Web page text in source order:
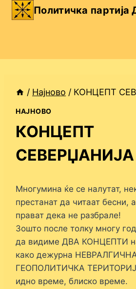
Skip
Политичка
/ Најново / КОНЦЕПТ
НАЈНОВО
КОНЦЕПТ
СЕВЕРЏАНИЈА
Многумина ќе се налутат,
престанат да читаат бесни,
прават дека не разбрале!
Зошто после толку многу
да видиме ДВА КОНЦЕПТИ
како дежурна
ГЕОПОЛИТИЧКА
идно време, блиско време.